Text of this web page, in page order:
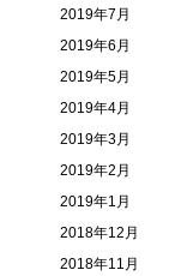
2019年7月
2019年6月
2019年5月
2019年4月
2019年3月
2019年2月
2019年1月
2018年12月
2018年11月